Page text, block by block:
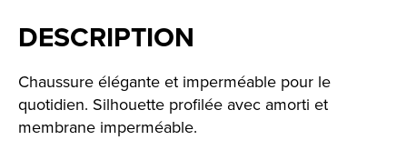
DESCRIPTION
Chaussure élégante et imperméable pour le
quotidien. Silhouette profilée avec amorti et
membrane imperméable.